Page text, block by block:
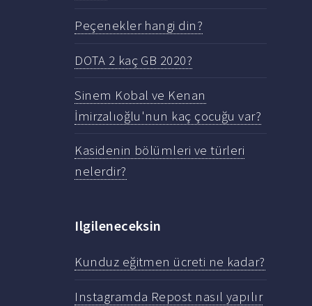
Peçenekler hangi din?
DOTA 2 kaç GB 2020?
Sinem Kobal ve Kenan
İmirzalıoğlu'nun kaç çocuğu var?
Kasidenin bölümleri ve türleri
nelerdir?
Ilgileneceksin
Kunduz eğitmen ücreti ne kadar?
Instagramda Repost nasıl yapılır